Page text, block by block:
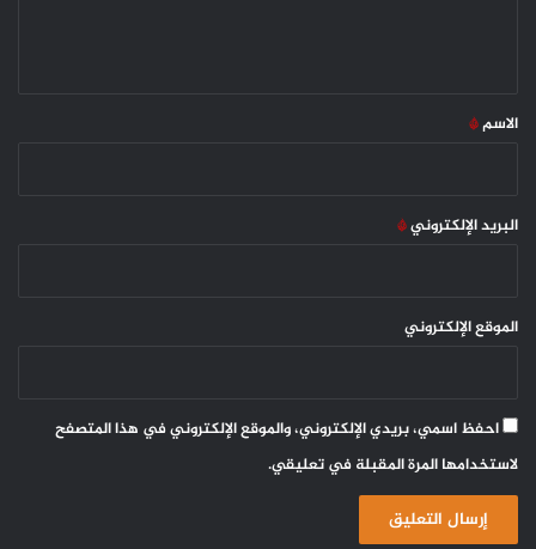
*
الاسم*
البريد الإلكتروني*
الموقع الإلكتروني
احفظ اسمي، بريدي الإلكتروني، والموقع الإلكتروني في هذا المتصفح
لاستخدامها المرة المقبلة في تعليقي.